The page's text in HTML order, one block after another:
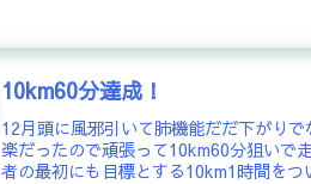
10km60分達成！
12月頭に風邪引いて肺機能だだ下がり
楽だったので頑張って10km60分狙いで
者の最初にも目標とする10km1時間を